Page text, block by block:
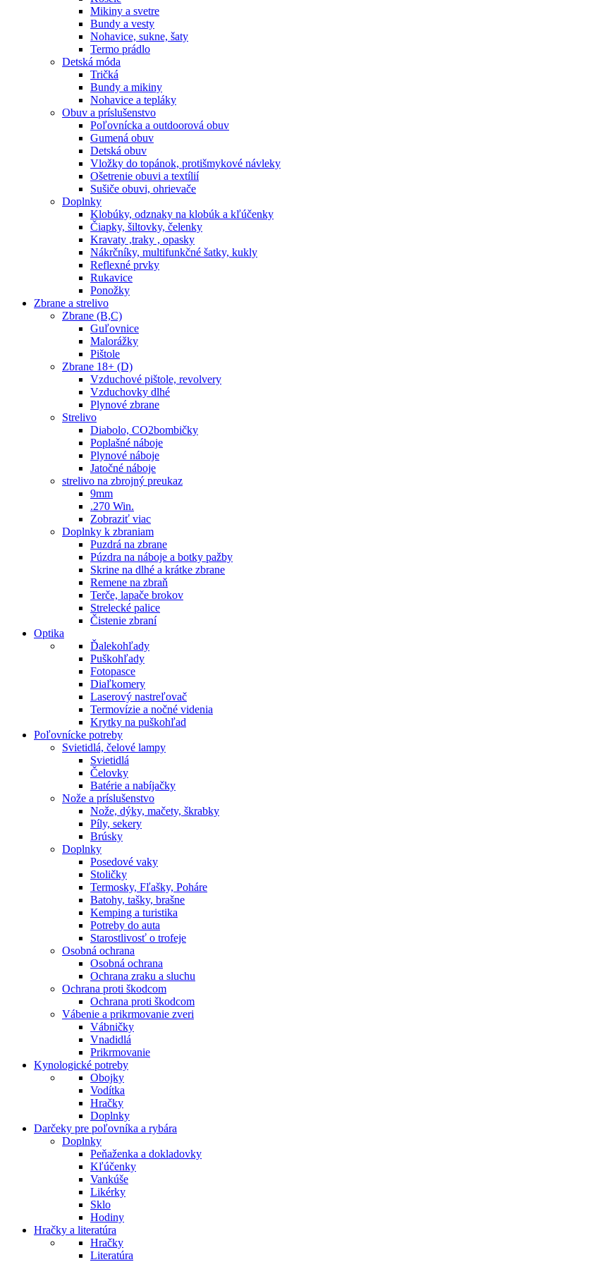
Mikiny a svetre
Bundy a vesty
Nohavice, sukne, šaty
Termo prádlo
Detská móda
Tričká
Bundy a mikiny
Nohavice a tepláky
Obuv a príslušenstvo
Poľovnícka a outdoorová obuv
Gumená obuv
Detská obuv
Vložky do topánok, protišmykové návleky
Ošetrenie obuvi a textílií
Sušiče obuvi, ohrievače
Doplnky
Klobúky, odznaky na klobúk a kľúčenky
Čiapky, šiltovky, čelenky
Kravaty ,traky , opasky
Nákrčníky, multifunkčné šatky, kukly
Reflexné prvky
Rukavice
Ponožky
Zbrane a strelivo
Zbrane (B,C)
Guľovnice
Malorážky
Pištole
Zbrane 18+ (D)
Vzduchové pištole, revolvery
Vzduchovky dlhé
Plynové zbrane
Strelivo
Diabolo, CO2bombičky
Poplašné náboje
Plynové náboje
Jatočné náboje
strelivo na zbrojný preukaz
9mm
.270 Win.
Zobraziť viac
Doplnky k zbraniam
Puzdrá na zbrane
Púzdra na náboje a botky pažby
Skrine na dlhé a krátke zbrane
Remene na zbraň
Terče, lapače brokov
Strelecké palice
Čistenie zbraní
Optika
Ďalekohľady
Puškohľady
Fotopasce
Diaľkomery
Laserový nastreľovač
Termovízie a nočné videnia
Krytky na puškohľad
Poľovnícke potreby
Svietidlá, čelové lampy
Svietidlá
Čelovky
Batérie a nabíjačky
Nože a príslušenstvo
Nože, dýky, mačety, škrabky
Píly, sekery
Brúsky
Doplnky
Posedové vaky
Stoličky
Termosky, Fľašky, Poháre
Batohy, tašky, brašne
Kemping a turistika
Potreby do auta
Starostlivosť o trofeje
Osobná ochrana
Osobná ochrana
Ochrana zraku a sluchu
Ochrana proti škodcom
Ochrana proti škodcom
Vábenie a prikrmovanie zveri
Vábničky
Vnadidlá
Prikrmovanie
Kynologické potreby
Obojky
Vodítka
Hračky
Doplnky
Darčeky pre poľovníka a rybára
Doplnky
Peňaženka a dokladovky
Kľúčenky
Vankúše
Likérky
Sklo
Hodiny
Hračky a literatúra
Hračky
Literatúra